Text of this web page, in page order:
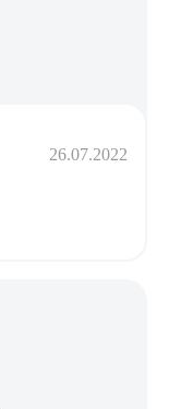
26.07.2022